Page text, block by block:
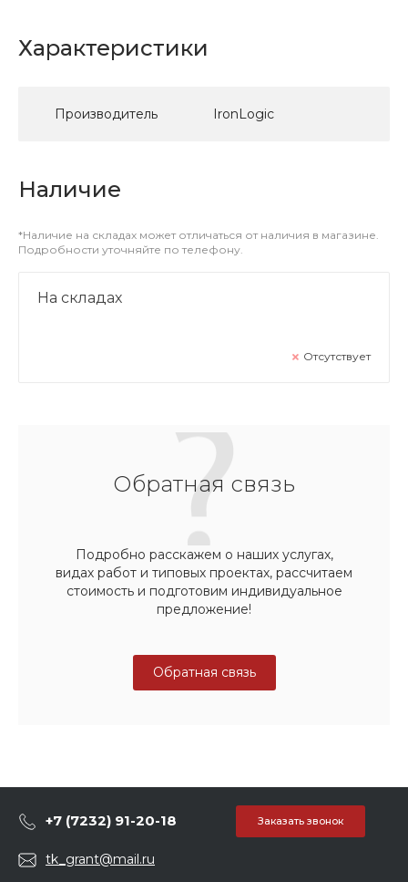
Характеристики
Производитель IronLogic
Наличие
*Наличие на складах может отличаться от наличия в магазине.
Подробности уточняйте по телефону.
На складах
Отсутствует
Обратная связь
Подробно расскажем о наших услугах,
видах работ и типовых проектах, рассчитаем
стоимость и подготовим индивидуальное
предложение!
Обратная связь
+7 (7232) 91-20-18 Заказать звонок
tk_grant@mail.ru